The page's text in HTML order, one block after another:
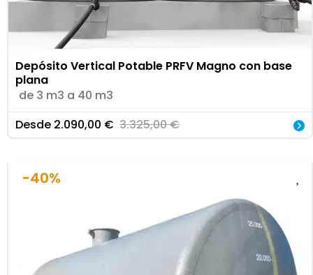
Depósito Vertical Potable PRFV Magno con base
plana
de 3 m3 a 40 m3
Desde 2.090,00 € 3.325,00€
-40%